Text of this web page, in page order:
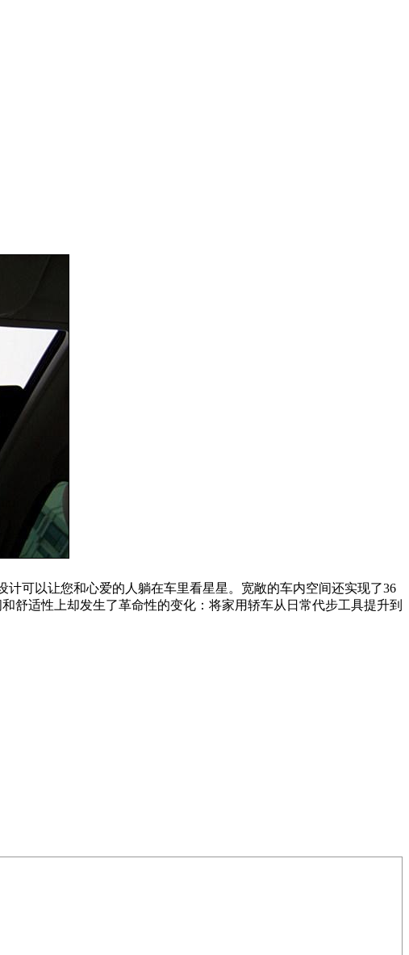
可以让您和心爱的人躺在车里看星星。宽敞的车内空间还实现了36
舒适性上却发生了革命性的变化：将家用轿车从日常代步工具提升到